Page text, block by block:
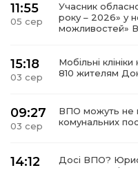
11:55
05 сер
Учасник
року – 2026» у
можливостей»
15:18
03 сер
Мобільні
810 жителям
09:27
03 сер
ВПО можуть не
комунальних
14:12
Досі ВПО?
переселенці